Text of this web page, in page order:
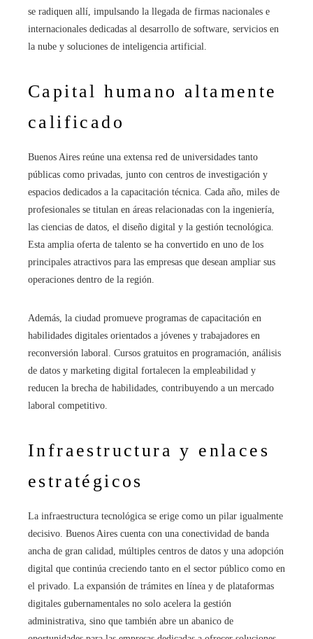
se radiquen allí, impulsando la llegada de firmas nacionales e
internacionales dedicadas al desarrollo de software, servicios en
la nube y soluciones de inteligencia artificial.
Capital humano altamente
calificado
Buenos Aires reúne una extensa red de universidades tanto
públicas como privadas, junto con centros de investigación y
espacios dedicados a la capacitación técnica. Cada año, miles de
profesionales se titulan en áreas relacionadas con la ingeniería,
las ciencias de datos, el diseño digital y la gestión tecnológica.
Esta amplia oferta de talento se ha convertido en uno de los
principales atractivos para las empresas que desean ampliar sus
operaciones dentro de la región.
Además, la ciudad promueve programas de capacitación en
habilidades digitales orientados a jóvenes y trabajadores en
reconversión laboral. Cursos gratuitos en programación, análisis
de datos y marketing digital fortalecen la empleabilidad y
reducen la brecha de habilidades, contribuyendo a un mercado
laboral competitivo.
Infraestructura y enlaces
estratégicos
La infraestructura tecnológica se erige como un pilar igualmente
decisivo. Buenos Aires cuenta con una conectividad de banda
ancha de gran calidad, múltiples centros de datos y una adopción
digital que continúa creciendo tanto en el sector público como en
el privado. La expansión de trámites en línea y de plataformas
digitales gubernamentales no solo acelera la gestión
administrativa, sino que también abre un abanico de